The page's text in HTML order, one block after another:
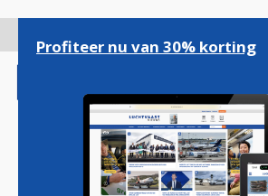
gaan
Profiteer nu van 30% korting